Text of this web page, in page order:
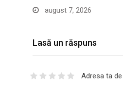
august 7, 2026
Lasă un răspuns
Adresa ta